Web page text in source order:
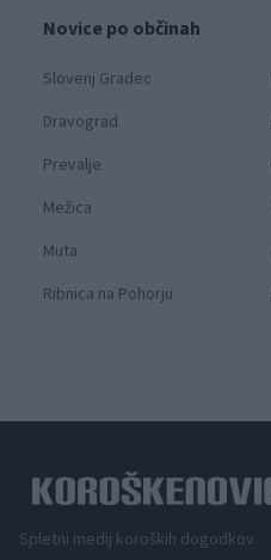
Novice po občinah
Slovenj Gradec
Dravograd
Prevalje
Mežica
Muta
Ribnica na Pohorju
Spletni medij koroških dogodkov.